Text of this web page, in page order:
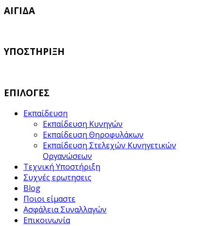
ΑΙΓΙΔΑ
ΥΠΟΣΤΗΡΙΞΗ
ΕΠΙΛΟΓΕΣ
Εκπαίδευση
Εκπαίδευση Κυνηγών
Εκπαίδευση Θηροφυλάκων
Εκπαίδευση Στελεχών Κυνηγετικών
Οργανώσεων
Τεχνική Υποστήριξη
Συχνές ερωτησεις
Blog
Ποιοι είμαστε
Ασφάλεια Συναλλαγών
Επικοινωνία